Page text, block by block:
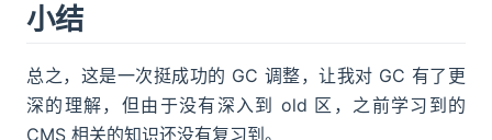
小结
总之，这是一次挺成功的 GC 调整，让我对 GC 有了更
深的理解，但由于没有深入到 old 区，之前学习到的
CMS 相关的知识还没有复习到。